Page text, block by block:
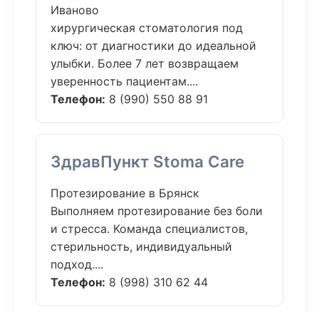
Иваново
хирургическая стоматология под
ключ: от диагностики до идеальной
улыбки. Более 7 лет возвращаем
уверенность пациентам....
Телефон: 8 (990) 550 88 91
ЗдравПункт Stoma Care
Протезирование в Брянск
Выполняем протезирование без боли
и стресса. Команда специалистов,
стерильность, индивидуальный
подход....
Телефон: 8 (998) 310 62 44